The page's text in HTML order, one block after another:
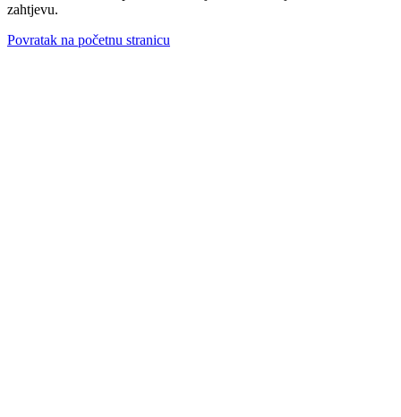
zahtjevu.
Povratak na početnu stranicu